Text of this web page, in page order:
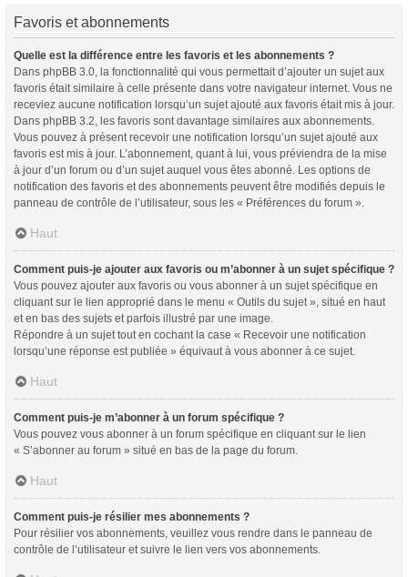
Favoris et abonnements
Quelle est la différence entre les favoris et les abonnements ?
Dans phpBB 3.0, la fonctionnalité qui vous permettait d’ajouter un sujet aux
favoris était similaire à celle présente dans votre navigateur internet. Vous ne
receviez aucune notification lorsqu’un sujet ajouté aux favoris était mis à jour.
Dans phpBB 3.2, les favoris sont davantage similaires aux abonnements.
Vous pouvez à présent recevoir une notification lorsqu’un sujet ajouté aux
favoris est mis à jour. L’abonnement, quant à lui, vous préviendra de la mise
à jour d’un forum ou d’un sujet auquel vous êtes abonné. Les options de
notification des favoris et des abonnements peuvent être modifiés depuis le
panneau de contrôle de l’utilisateur, sous les « Préférences du forum ».
Haut
Comment puis-je ajouter aux favoris ou m’abonner à un sujet spécifique ?
Vous pouvez ajouter aux favoris ou vous abonner à un sujet spécifique en
cliquant sur le lien approprié dans le menu « Outils du sujet », situé en haut
et en bas des sujets et parfois illustré par une image.
Répondre à un sujet tout en cochant la case « Recevoir une notification
lorsqu’une réponse est publiée » équivaut à vous abonner à ce sujet.
Haut
Comment puis-je m’abonner à un forum spécifique ?
Vous pouvez vous abonner à un forum spécifique en cliquant sur le lien
« S’abonner au forum » situé en bas de la page du forum.
Haut
Comment puis-je résilier mes abonnements ?
Pour résilier vos abonnements, veuillez vous rendre dans le panneau de
contrôle de l’utilisateur et suivre le lien vers vos abonnements.